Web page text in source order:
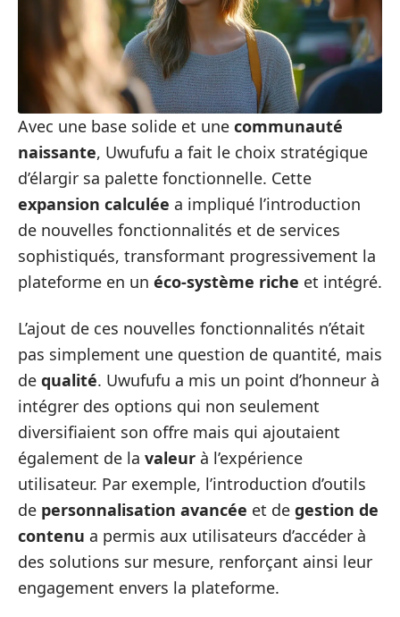
Avec une base solide et une communauté
naissante, Uwufufu a fait le choix stratégique
d’élargir sa palette fonctionnelle. Cette
expansion calculée a impliqué l’introduction
de nouvelles fonctionnalités et de services
sophistiqués, transformant progressivement la
plateforme en un éco-système riche et intégré.
L’ajout de ces nouvelles fonctionnalités n’était
pas simplement une question de quantité, mais
de qualité. Uwufufu a mis un point d’honneur à
intégrer des options qui non seulement
diversifiaient son offre mais qui ajoutaient
également de la valeur à l’expérience
utilisateur. Par exemple, l’introduction d’outils
de personnalisation avancée et de gestion de
contenu a permis aux utilisateurs d’accéder à
des solutions sur mesure, renforçant ainsi leur
engagement envers la plateforme.